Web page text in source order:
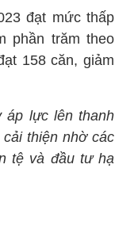
đạt mức thấp
phần trăm theo
158 căn, giảm
áp lực lên thanh
thiện nhờ các
tệ và đầu tư hạ